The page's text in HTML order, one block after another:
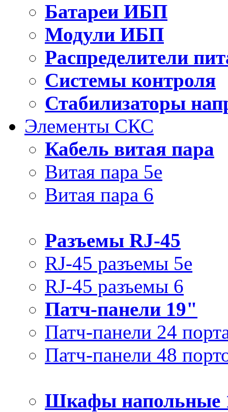
Батареи ИБП
Модули ИБП
Распределители
Системы контроля
Стабилизаторы
Элементы СКС
Кабель витая пара
Витая пара 5e
Витая пара 6
Разъемы RJ-45
RJ-45 разъемы 5e
RJ-45 разъемы 6
Патч-панели 19"
Патч-панели 24
Патч-панели 48
Шкафы напольные